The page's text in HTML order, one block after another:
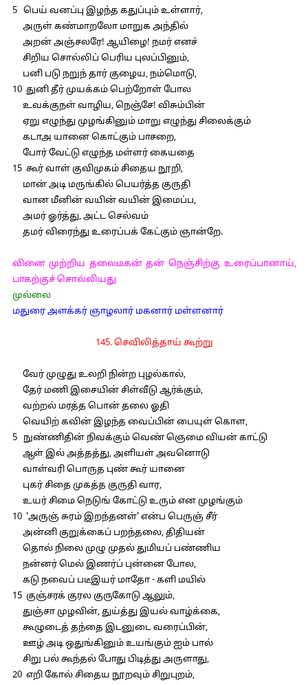
5 பெய் வனப்பு இழந்த கதுப்பும் உள்ளார்,
அருள் கண்மாறலோ மாறுக அந்தில்
அறன் அஞ்சலரே! ஆயிழை! நமர் எனச்
சிறிய சொல்லிப் பெரிய புலப்பினும்,
பனி படு நறுந் தார் குழைய, நம்மொடு,
10 துனி தீர் முயக்கம் பெற்றோள் போல
உவக்குநள் வாழிய, நெஞ்சே! விசும்பின்
ஏறு எழுந்து முழங்கினும் மாறு எழுந்து சிலைக்கும்
கடாஅ யானை கொட்கும் பாசறை,
போர் வேட்டு எழுந்த மள்ளர் கையதை
15 கூர் வாள் குவிமுகம் சிதைய நூறி,
மான் அடி மருங்கில் பெயர்த்த குருதி
வான மீனின் வயின் வயின் இமைப்ப,
அமர் ஓர்த்து, அட்ட செல்வம்
தமர் விரைந்து உரைப்பக் கேட்கும் ஞான்றே.
வினை முற்றிய தலைமகன் தன் நெஞ்சிற்கு உரைப்பானாய்,
பாகற்குச் சொல்லியது
முல்லை
மதுரை அளக்கர் ஞாழலார் மகனார் மள்ளனார்
145. செவிலித்தாய் கூற்று
வேர் முழுது உலறி நின்ற புழல்கால்,
தேர் மணி இசையின் சிள்வீடு ஆர்க்கும்,
வற்றல் மரத்த பொன் தலை ஓதி
வெயிற் கவின் இழந்த வைப்பின் பையுள் கொள,
5 நுண்ணிதின் நிவக்கும் வெண் ஞெமை வியன் காட்டு
ஆள் இல் அத்தத்து, அளியள் அவனொடு
வாள்வரி பொருத புண் கூர் யானை
புகர் சிதை முகத்த குருதி வார,
உயர் சிமை நெடுங் கோட்டு உரும் என முழங்கும்
10 'அருஞ் சுரம் இறந்தனள்' என்ப பெருஞ் சீர்
அன்னி குறுக்கைப் பறந்தலை, திதியன்
தொல் நிலை முழு முதல் துமியப் பண்ணிய
நன்னர் மெல் இணர்ப் புன்னை போல,
கடு நவைப் படீஇயர் மாதோ - களி மயில்
15 குஞ்சரக் குரல குருகோடு ஆலும்,
துஞ்சா முழவின், துய்த்து இயல் வாழ்க்கை,
கூழுடைத் தந்தை இடனுடை வரைப்பின்,
ஊழ் அடி ஒதுங்கினும் உயங்கும் ஐம் பால்
சிறு பல் கூந்தல் போது பிடித்து அருளாது,
20 எறி கோல் சிதைய நூறவும் சிறுபுறம்,